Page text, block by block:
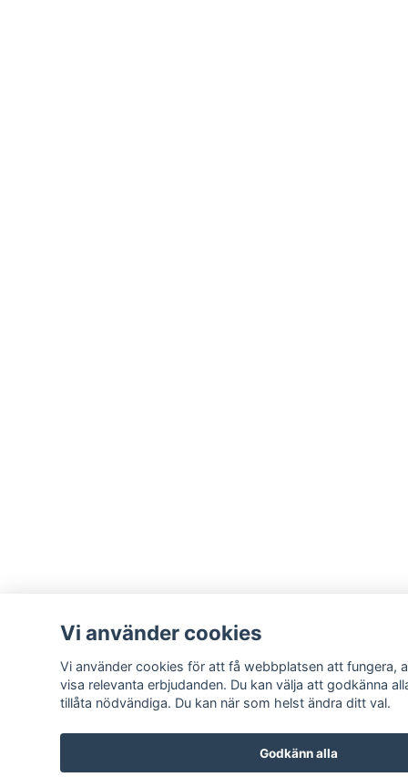
Vi använder cookies
Vi använder cookies för att få webbplatsen att fungera,
visa relevanta erbjudanden. Du kan välja att godkänna
tillåta nödvändiga. Du kan när som helst ändra ditt val.
Godkänn alla